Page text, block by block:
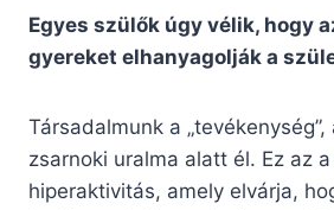
Egyes szülők úgy vélik, hogy
gyereket elhanyagolják a
Társadalmunk a „tevékenység”,
zsarnoki uralma alatt él. Ez az
hiperaktivitás, amely elvárja,